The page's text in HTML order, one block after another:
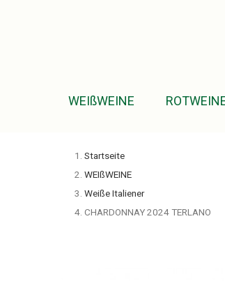
WEIßWEINE
Startseite
WEIßWEINE
Weiße Italiener
CHARDONNAY 2024 TERLANO